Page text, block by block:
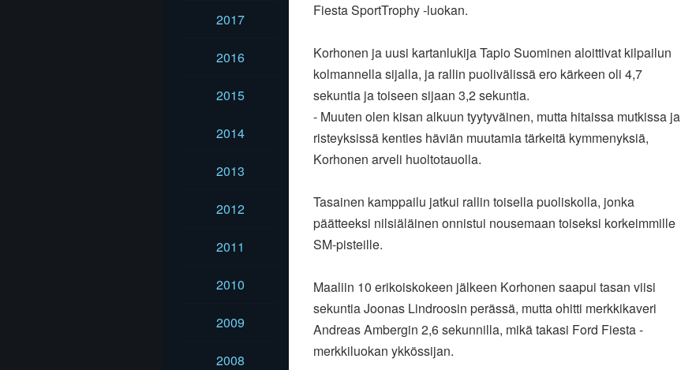
2017
2016
2015
2014
2013
2012
2011
2010
2009
2008
Fiesta SportTrophy -luokan.
Korhonen ja uusi kartanlukija Tapio Suominen aloittivat kilpailun
kolmannella sijalla, ja rallin puolivälissä ero kärkeen oli 4,7
sekuntia ja toiseen sijaan 3,2 sekuntia.
- Muuten olen kisan alkuun tyytyväinen, mutta hitaissa mutkissa ja
risteyksissä kenties häviän muutamia tärkeitä kymmenyksiä,
Korhonen arveli huoltotauolla.
Tasainen kamppailu jatkui rallin toisella puoliskolla, jonka
päätteeksi nilsiäläinen onnistui nousemaan toiseksi korkeimmille
SM-pisteille.
Maaliin 10 erikoiskokeen jälkeen Korhonen saapui tasan viisi
sekuntia Joonas Lindroosin perässä, mutta ohitti merkkikaveri
Andreas Ambergin 2,6 sekunnilla, mikä takasi Ford Fiesta -
merkkiluokan ykkössijan.